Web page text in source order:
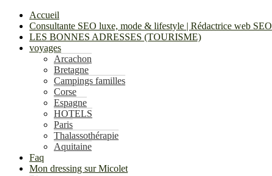
Accueil
Consultante SEO luxe, mode & lifestyle | Rédactrice web SEO
LES BONNES ADRESSES (TOURISME)
voyages
Arcachon
Bretagne
Campings familles
Corse
Espagne
HOTELS
Paris
Thalassothérapie
Aquitaine
Faq
Mon dressing sur Micolet